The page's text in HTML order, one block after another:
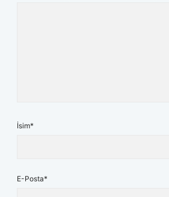
İsim*
E-Posta*